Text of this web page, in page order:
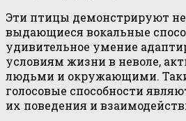
Эти птицы демонстрируют не
выдающиеся вокальные
удивительное умение
условиям жизни в неволе,
людьми и окружающими.
голосовые способности
их поведения и